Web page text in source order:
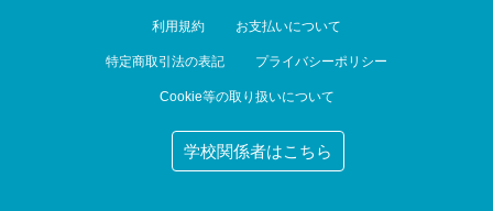
利用規約 お支払いについて
特定商取引法の表記 プライバシーポリシー
Cookie等の取り扱いについて
学校関係者はこちら